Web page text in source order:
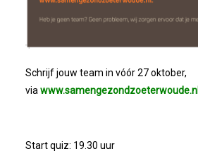
Schrijf jouw team in vóór 27 oktober,
via www.samengezondzoeterwoude.nl
Start quiz: 19.30 uur